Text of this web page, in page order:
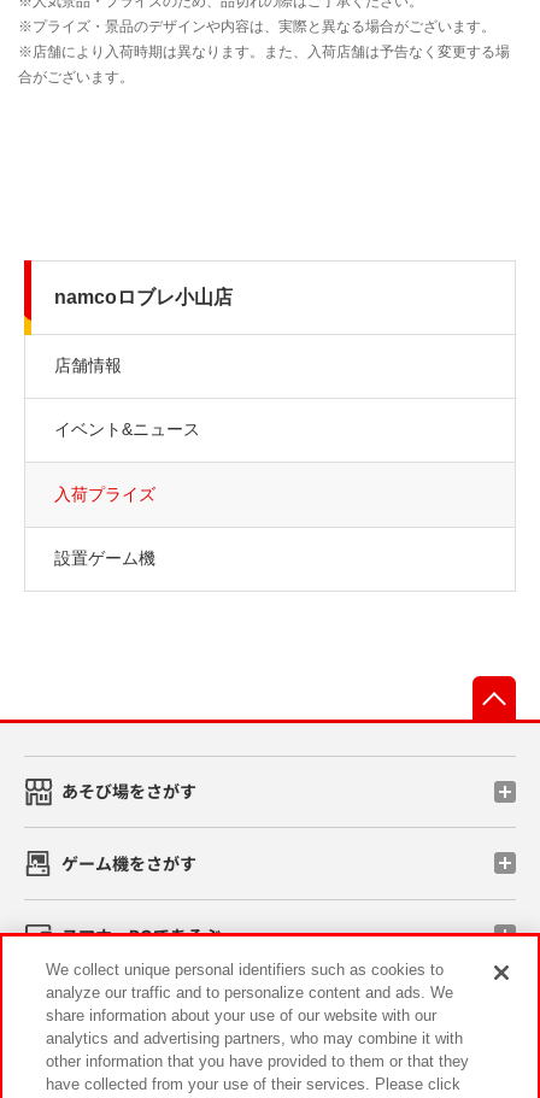
namcoロブレ小山店
店舗情報
イベント&ニュース
入荷プライズ
設置ゲーム機
あそび場をさがす
ゲーム機をさがす
スマホ・PCであそぶ
イベント・キャンペーン
We collect unique personal identifiers such as cookies to
analyze our traffic and to personalize content and ads. We
share information about your use of our website with our
analytics and advertising partners, who may combine it with
other information that you have provided to them or that they
have collected from your use of their services. Please click